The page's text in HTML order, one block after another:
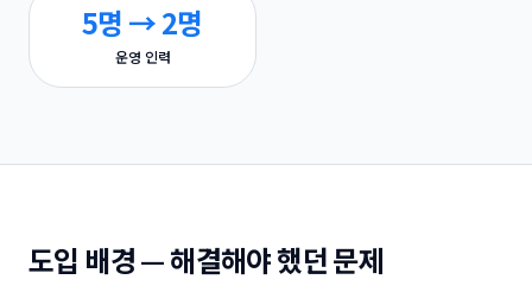
5명 → 2명
운영 인력
도입 배경 — 해결해야 했던 문제